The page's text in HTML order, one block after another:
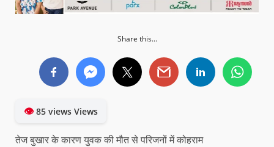
Share this...
👁85 views Views
तेज बुखार के कारण युवक की मौत से परिजनों में कोहराम